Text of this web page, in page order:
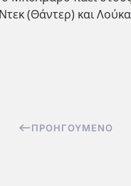
(Θάντερ) και
ΠΡΟΗΓΟΎΜΕΝΟ